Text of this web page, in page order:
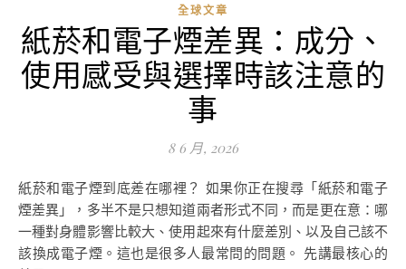
全球文章
紙菸和電子煙差異：成分、
使用感受與選擇時該注意的
事
8 6 月, 2026
紙菸和電子煙到底差在哪裡？ 如果你正在搜尋「紙菸和電子
煙差異」，多半不是只想知道兩者形式不同，而是更在意：哪
一種對身體影響比較大、使用起來有什麼差別、以及自己該不
該換成電子煙。這也是很多人最常問的問題。 先講最核心的